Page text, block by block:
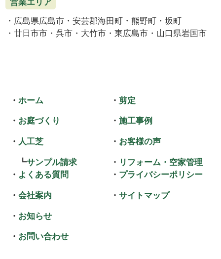
営業エリア
広島県広島市 安芸郡海田町 熊野町
坂町
廿日市市
呉市 大竹市 東広島市 山口県岩国市
ホーム
お庭づくり
人工芝
サンプル請求
剪定
施工事例
お客様の声
リフォーム・空家管理
よくある質問
会社案内
お知らせ
お問い合わせ
プライバシーポリシー
サイトマップ